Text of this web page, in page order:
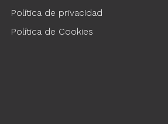
Política de privacidad
Política de Cookies